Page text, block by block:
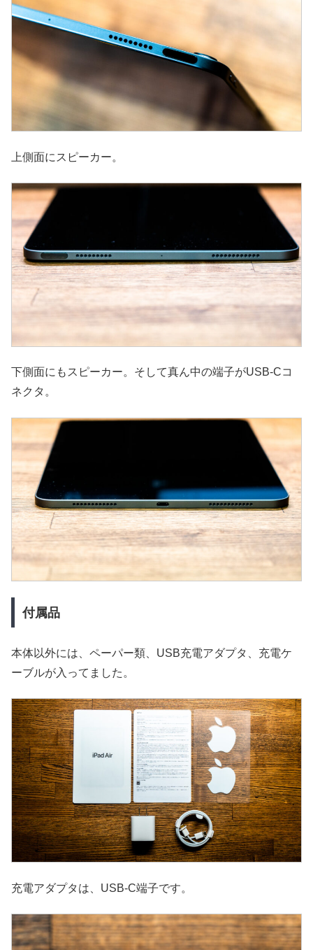
上側面にスピーカー。
下側面にもスピーカー。そして真ん中の端子がUSB-Cコ
ネクタ。
付属品
本体以外には、ペーパー類、USB充電アダプタ、充電ケ
ーブルが入ってました。
充電アダプタは、USB-C端子です。